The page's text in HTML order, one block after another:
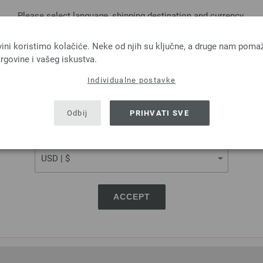
Please select language, shipping destination and currency.
SHIPPING TO
USA - The United States of America
ACCEPT
koristimo kolačiće. Neke od njih su ključne, a druge nam
i vašeg iskustva.
Individualne postavke
Odbij PRIHVATI SVE
Lana Grossa
Većina igle: 8
za dostavu, Osnovna cijena:
Lana Grossa
Dužina: otprilike 125 m
bez PDV-a, dodatno troškovi za dostavu,